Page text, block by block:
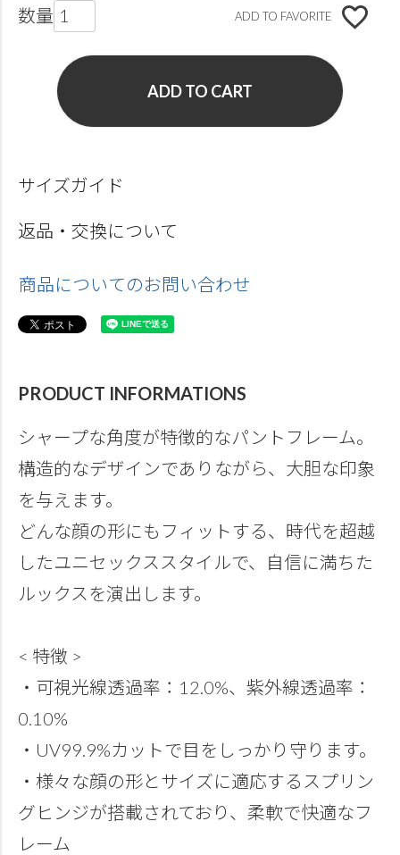
ADD TO FAVORITE
ADD TO CART
サイズガイド
返品・交換について
商品についてのお問い合わせ
PRODUCT INFORMATIONS
シャープな角度が特徴的なパントフレーム。
構造的なデザインでありながら、大胆な印象
を与えます。
どんな顔の形にもフィットする、時代を超越
したユニセックススタイルで、自信に満ちた
ルックスを演出します。
< 特徴 >
・可視光線透過率：12.0%、紫外線透過率：
0.10%
・UV99.9%カットで目をしっかり守ります。
・様々な顔の形とサイズに適応するスプリン
グヒンジが搭載されており、柔軟で快適なフ
レーム